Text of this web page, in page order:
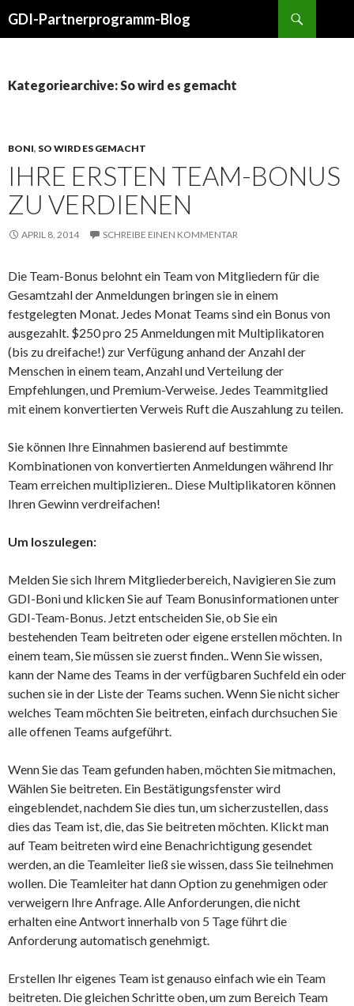
GDI-Partnerprogramm-Blog
Kategoriearchive: So wird es gemacht
BONI, SO WIRD ES GEMACHT
IHRE ERSTEN TEAM-BONUS
ZU VERDIENEN
APRIL 8, 2014 SCHREIBE EINEN KOMMENTAR
Die Team-Bonus belohnt ein Team von Mitgliedern für die
Gesamtzahl der Anmeldungen bringen sie in einem
festgelegten Monat. Jedes Monat Teams sind ein Bonus von
ausgezahlt. $250 pro 25 Anmeldungen mit Multiplikatoren
(bis zu dreifache!) zur Verfügung anhand der Anzahl der
Menschen in einem team, Anzahl und Verteilung der
Empfehlungen, und Premium-Verweise. Jedes Teammitglied
mit einem konvertierten Verweis Ruft die Auszahlung zu teilen.
Sie können Ihre Einnahmen basierend auf bestimmte
Kombinationen von konvertierten Anmeldungen während Ihr
Team erreichen multiplizieren.. Diese Multiplikatoren können
Ihren Gewinn verdreifachen!
Um loszulegen:
Melden Sie sich Ihrem Mitgliederbereich, Navigieren Sie zum
GDI-Boni und klicken Sie auf Team Bonusinformationen unter
GDI-Team-Bonus. Jetzt entscheiden Sie, ob Sie ein
bestehenden Team beitreten oder eigene erstellen möchten. In
einem team, Sie müssen sie zuerst finden.. Wenn Sie wissen,
kann der Name des Teams in der verfügbaren Suchfeld ein oder
suchen sie in der Liste der Teams suchen. Wenn Sie nicht sicher
welches Team möchten Sie beitreten, einfach durchsuchen Sie
alle offenen Teams aufgeführt.
Wenn Sie das Team gefunden haben, möchten Sie mitmachen,
Wählen Sie beitreten. Ein Bestätigungsfenster wird
eingeblendet, nachdem Sie dies tun, um sicherzustellen, dass
dies das Team ist, die, das Sie beitreten möchten. Klickt man
auf Team beitreten wird eine Benachrichtigung gesendet
werden, an die Teamleiter ließ sie wissen, dass Sie teilnehmen
wollen. Die Teamleiter hat dann Option zu genehmigen oder
verweigern Ihre Anfrage. Alle Anforderungen, die nicht
erhalten eine Antwort innerhalb von 5 Tage führt die
Anforderung automatisch genehmigt.
Erstellen Ihr eigenes Team ist genauso einfach wie ein Team
beitreten. Die gleichen Schritte oben, um zum Bereich Team